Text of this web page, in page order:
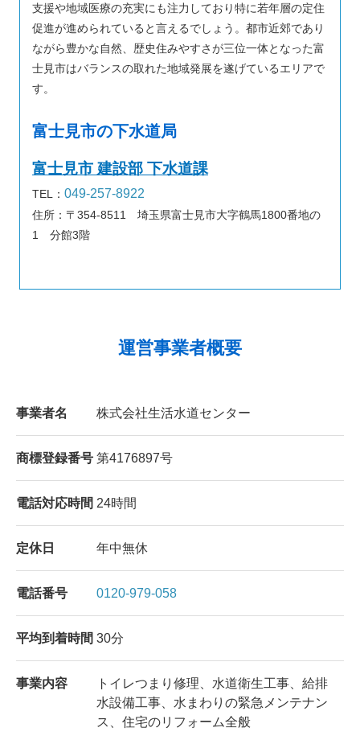
支援や地域医療の充実にも注力しており特に若年層の定住
促進が進められていると言えるでしょう。都市近郊であり
ながら豊かな自然、歴史住みやすさが三位一体となった富
士見市はバランスの取れた地域発展を遂げているエリアで
す。
富士見市の下水道局
富士見市 建設部 下水道課
TEL： 049-257-8922
住所：〒354-8511 埼玉県富士見市大字鶴馬1800番地の
1 分館3階
運営事業者概要
事業者名 株式会社生活水道センター
商標登録番号 第4176897号
電話対応時間 24時間
定休日 年中無休
電話番号 0120-979-058
平均到着時間 30分
事業内容
トイレつまり修理、水道衛生工事、給排
水設備工事、水まわりの緊急メンテナン
ス、住宅のリフォーム全般